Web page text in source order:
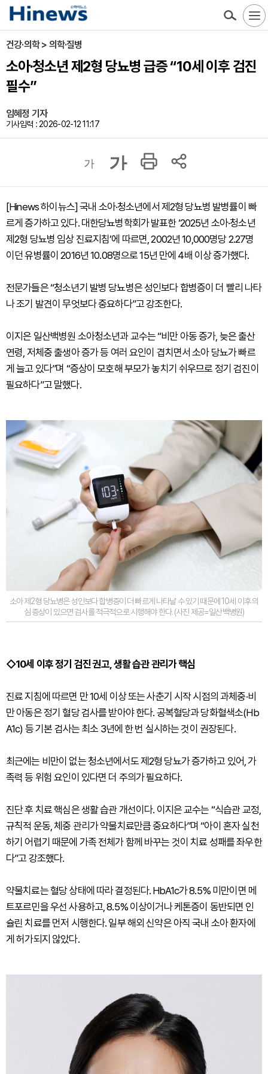
건강·의학 > 의학·질병
소아·청소년 제2형 당뇨병 급증 “10세 이후 검진
필수”
임혜정 기자
기사입력 : 2026-02-12 11:17
가 가
[Hinews 하이뉴스] 국내 소아·청소년에서 제2형 당뇨병 발병률이 빠
르게 증가하고 있다. 대한당뇨병학회가 발표한 ‘2025년 소아·청소년
제2형 당뇨병 임상 진료지침’에 따르면, 2002년 10,000명당 2.27명
이던 유병률이 2016년 10.08명으로 15년 만에 4배 이상 증가했다.
전문가들은 “청소년기 발병 당뇨병은 성인보다 합병증이 더 빨리 나타
나 조기 발견이 무엇보다 중요하다”고 강조한다.
이지은 일산백병원 소아청소년과 교수는 “비만 아동 증가, 늦은 출산
연령, 저체중 출생아 증가 등 여러 요인이 겹치면서 소아 당뇨가 빠르
게 늘고 있다”며 “증상이 모호해 부모가 놓치기 쉬우므로 정기 검진이
필요하다”고 말했다.
소아 제2형 당뇨병은 성인보다 합병증이 더 빠르게 나타날 수 있기 때문에 10세 이후 의
심 증상이 있으면 검사를 적극적으로 시행해야 한다. (사진 제공=일산백병원)
◇10세 이후 정기 검진 권고, 생활 습관 관리가 핵심
진료 지침에 따르면 만 10세 이상 또는 사춘기 시작 시점의 과체중·비
만 아동은 정기 혈당 검사를 받아야 한다. 공복혈당과 당화혈색소(Hb
A1c) 등 기본 검사는 최소 3년에 한 번 실시하는 것이 권장된다.
최근에는 비만이 없는 청소년에서도 제2형 당뇨가 증가하고 있어, 가
족력 등 위험 요인이 있다면 더 주의가 필요하다.
진단 후 치료 핵심은 생활 습관 개선이다. 이지은 교수는 “식습관 교정,
규칙적 운동, 체중 관리가 약물치료만큼 중요하다”며 “아이 혼자 실천
하기 어렵기 때문에 가족 전체가 함께 바꾸는 것이 치료 성패를 좌우한
다”고 강조했다.
약물치료는 혈당 상태에 따라 결정된다. HbA1c가 8.5% 미만이면 메
트포르민을 우선 사용하고, 8.5% 이상이거나 케톤증이 동반되면 인
슐린 치료를 먼저 시행한다. 일부 해외 신약은 아직 국내 소아 환자에
게 허가되지 않았다.